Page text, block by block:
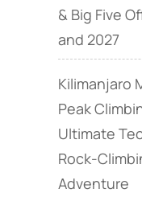
& Big Five
and 2027
Kilimanjaro
Peak
Ultimate
Adventure